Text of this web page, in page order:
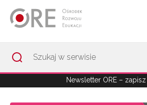
Newsletter ORE – zapisz